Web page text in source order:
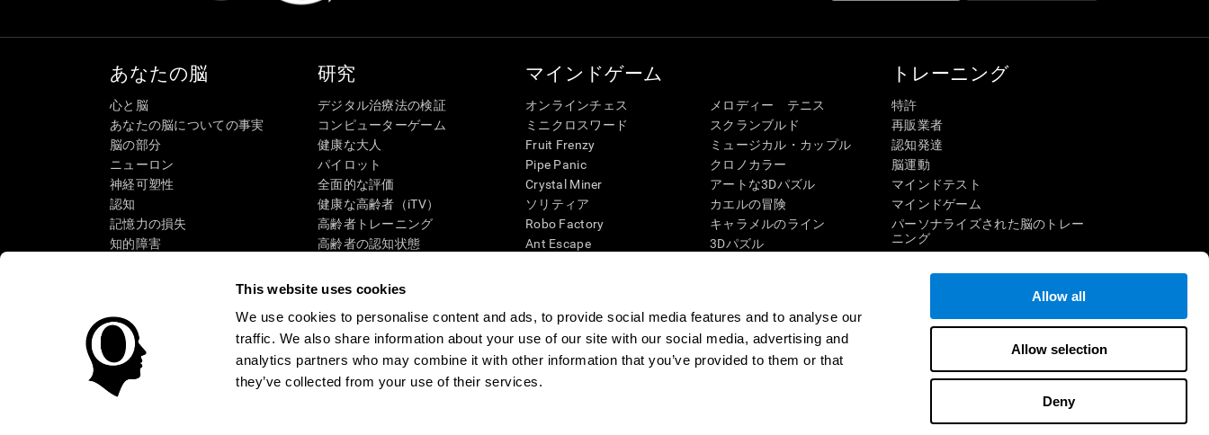
This website uses cookies
We use cookies to personalise content and ads, to provide social media features and to analyse our
traffic. We also share information about your use of our site with our social media, advertising and
analytics partners who may combine it with other information that you’ve provided to them or that
they’ve collected from your use of their services.
Allow all
Allow selection
Deny
あなたの脳
心と脳
あなたの脳についての事実
脳の部分
ニューロン
神経可塑性
認知
記憶力の損失
知的障害
注意
研究
デジタル治療法の検証
コンピューターゲーム
健康な大人
パイロット
全面的な評価
健康な高齢者（iTV）
高齢者トレーニング
高齢者の認知状態
タクソノミーSG4D
マインドゲーム
オンラインチェス
ミニクロスワード
Fruit Frenzy
Pipe Panic
Crystal Miner
ソリティア
Robo Factory
Ant Escape
マッチイット
数学カオス
マーブルラン
メロディー テニス
スクランブルド
ミュージカル・カップル
クロノカラー
アートな3Dパズル
カエルの冒険
キャラメルのライン
3Dパズル
ボードゲーム
記憶力用オンラインゲーム
マインドゲーム
トレーニング
特許
再販業者
認知発達
脳運動
マインドテスト
マインドゲーム
パーソナライズされた脳のトレー
ニング
楽しい数学ゲーム
才能ある子供たち
アクセシビリティに関する声明